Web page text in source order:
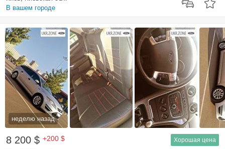
В вашем городе
неделю назад
8 200 $ +200 $ Хорошая цена